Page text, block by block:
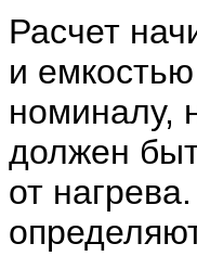
Расчет
и
номиналу,
должен
от